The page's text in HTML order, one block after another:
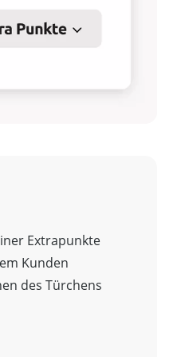
Extrapunkte
Kunden
des Türchens